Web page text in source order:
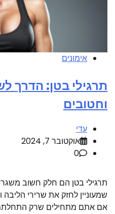
אימונים
תרגילי בטן: הדרך
וחטובים
עדי
אוקטובר 7, 2024
0
תרגילי בטן הם חלק חשוב
שמעוניין לחזק את שרירי
אם אתם מתחילים שרק